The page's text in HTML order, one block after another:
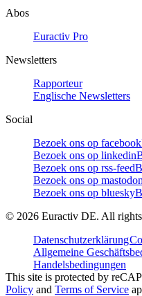
Abos
Euractiv Pro
Newsletters
Rapporteur
Englische Newsletters
Social
Bezoek ons op facebook
Bezoek ons op linkedin
Bezoek ons op rss-feed
Bezoek ons op mastodon
Bezoek ons op bluesky
© 2026 Euractiv DE. All rights
Datenschutzerklärung
Allgemeine
Handelsbedingungen
This site is protected by
Policy and Terms of Service